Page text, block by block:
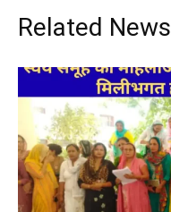
Related News